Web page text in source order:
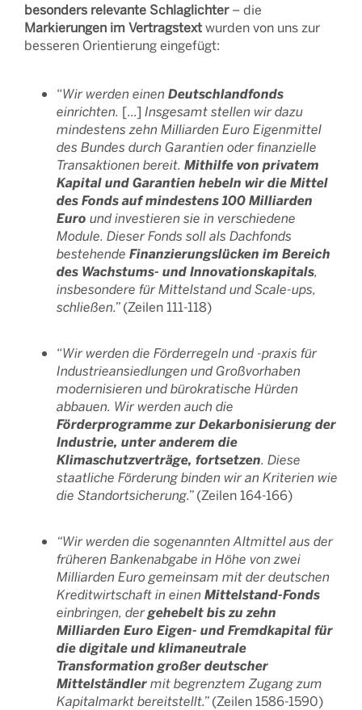
besonders relevante Schlaglichter– die
Markierungen im Vertragstextwurden von uns zur
besseren Orientierung eingefügt:
“Wir werden einen Deutschlandfonds
einrichten. [...] Insgesamt stellen wir dazu
mindestens zehn Milliarden Euro Eigenmittel
des Bundes durch Garantien oder finanzielle
Transaktionen bereit. Mithilfe von privatem
Kapital und Garantien hebeln wir die Mittel
des Fonds auf mindestens 100 Milliarden
Euro und investieren sie in verschiedene
Module. Dieser Fonds soll als Dachfonds
bestehende Finanzierungslücken im Bereich
des Wachstums- und Innovationskapitals,
insbesondere für Mittelstand und Scale-ups,
schließen.”(Zeilen 111-118)
“Wir werden die Förderregeln und -praxis für
Industrieansiedlungen und Großvorhaben
modernisieren und bürokratische Hürden
abbauen. Wir werden auch die
Förderprogramme zur Dekarbonisierung der
Industrie, unter anderem die
Klimaschutzverträge, fortsetzen. Diese
staatliche Förderung binden wir an Kriterien wie
die Standortsicherung.”(Zeilen 164-166)
“Wir werden die sogenannten Altmittel aus der
früheren Bankenabgabe in Höhe von zwei
Milliarden Euro gemeinsam mit der deutschen
Kreditwirtschaft in einen Mittelstand-Fonds
einbringen, dergehebelt bis zu zehn
Milliarden Euro Eigen- und Fremdkapital für
die digitale und klimaneutrale
Transformation großer deutscher
Mittelständlermit begrenztem Zugang zum
Kapitalmarkt bereitstellt.”(Zeilen 1586-1590)